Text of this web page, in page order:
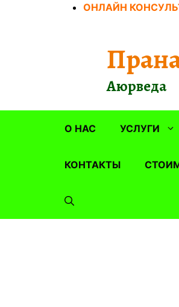
ОНЛАЙН
Аюрведа
О НАС УСЛУГИ
КОНТАКТЫ